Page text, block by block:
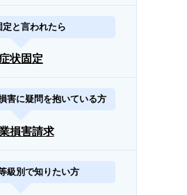
定と言われたら
状固定
害に疑問を抱いている方
損害請求
級別で知りたい方